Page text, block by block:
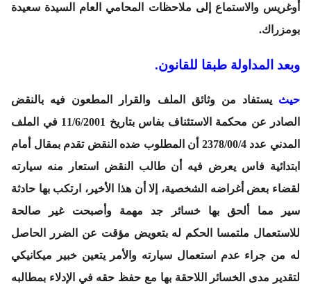
أوغريس والاستماع إلى ملاحظات المحامي العام السيدة سعيدة
بومزراك.
وبعد المداولة طبقا للقانون.
حيث يستفاد من وثائق الملف والقرار المطعون فيه بالنقض
الصادر عن محكمة الاستئناف بفاس بتاريخ 11/6/2001 في الملف
المدني عدد 2378/00/4 أن المطلوب ضده النقض تقدم بمقال أمام
ابتدائية فاس يعرض فيه أن طالب النقض استعار منه سيارته
لقضاء بعض أغراضه الشخصية، إلا أن هذا الأخير، ارتكب بها حادثة
سير مما ألحق بها خسائر جد مهمة وأصبحت غير صالحة
للاستعمال ملتمسا الحكم له بتعويض مؤقت عن الضرر الحاصل
له من جراء عدم استعمال سيارته والأمر يتعين خبير ميكانيكي
لتقدير مدى الخسائر اللاحقة بها مع حفظ حقه في الإدلاء بمطالبه